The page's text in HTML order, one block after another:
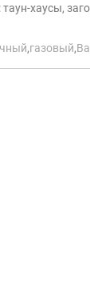
хаусы,
,газовый,